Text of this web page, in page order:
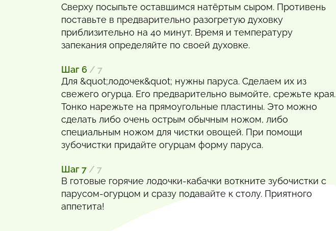
Сверху посыпьте оставшимся натёртым сыром. Противень
поставьте в предварительно разогретую духовку
приблизительно на 40 минут. Время и температуру
запекания определяйте по своей духовке.
Шаг 6 / 7
Для &quot;лодочек&quot; нужны паруса. Сделаем их из
свежего огурца. Его предварительно вымойте, срежьте края.
Тонко нарежьте на прямоугольные пластины. Это можно
сделать либо очень острым обычным ножом, либо
специальным ножом для чистки овощей. При помощи
зубочистки придайте огурцам форму паруса.
Шаг 7 / 7
В готовые горячие лодочки-кабачки воткните зубочистки с
парусом-огурцом и сразу подавайте к столу. Приятного
аппетита!